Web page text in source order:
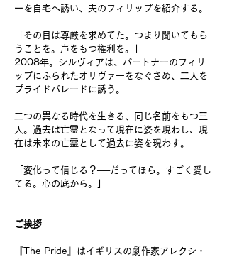
ーを自宅へ誘い、夫のフィリップを紹介する。
「その目は尊厳を求めてた。つまり聞いてもら
うことを。声をもつ権利を。」
2008年。シルヴィアは、パートナーのフィリ
ップにふられたオリヴァーをなぐさめ、二人を
プライドパレードに誘う。
二つの異なる時代を生きる、同じ名前をもつ三
人。過去は亡霊となって現在に姿を現わし、現
在は未来の亡霊として過去に姿を現わす。
「変化って信じる？──だってほら。すごく愛し
てる。心の底から。」
ご挨拶
『The Pride』はイギリスの劇作家アレクシ・